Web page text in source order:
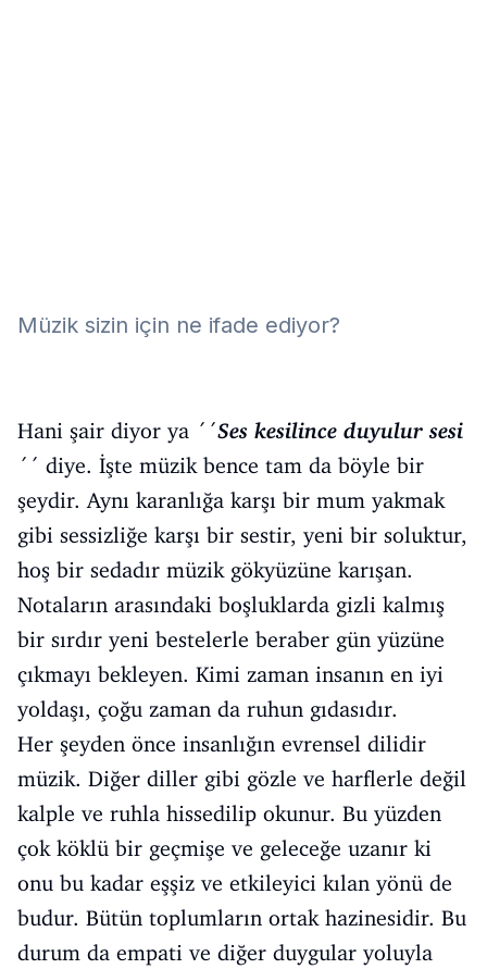
Müzik sizin için ne ifade ediyor?
Hani şair diyor ya ´´Ses kesilince duyulur sesi
´´ diye. İşte müzik bence tam da böyle bir
şeydir. Aynı karanlığa karşı bir mum yakmak
gibi sessizliğe karşı bir sestir, yeni bir soluktur,
hoş bir sedadır müzik gökyüzüne karışan.
Notaların arasındaki boşluklarda gizli kalmış
bir sırdır yeni bestelerle beraber gün yüzüne
çıkmayı bekleyen. Kimi zaman insanın en iyi
yoldaşı, çoğu zaman da ruhun gıdasıdır.
Her şeyden önce insanlığın evrensel dilidir
müzik. Diğer diller gibi gözle ve harflerle değil
kalple ve ruhla hissedilip okunur. Bu yüzden
çok köklü bir geçmişe ve geleceğe uzanır ki
onu bu kadar eşşiz ve etkileyici kılan yönü de
budur. Bütün toplumların ortak hazinesidir. Bu
durum da empati ve diğer duygular yoluyla